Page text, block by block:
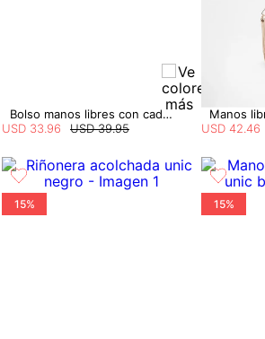
Bolso manos libres con cadena
USD 39.95
USD 33 96 USD 42 46
15% 15%